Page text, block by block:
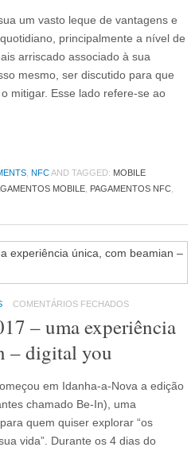
um vasto leque de vantagens e
principalmente a nível de
arriscado associado à sua
mesmo, ser discutido para que
mitigar. Esse lado refere-se ao
, NFCAND TAGGED: MOBILE
MOBILE, PAGAMENTOS NFC,
COMENTÁRIOS FECHADOS
– uma experiência
– digital you
em Idanha-a-Nova a edição
chamado Be-In), uma
quem quiser explorar “os
vida”. Durante os 4 dias do